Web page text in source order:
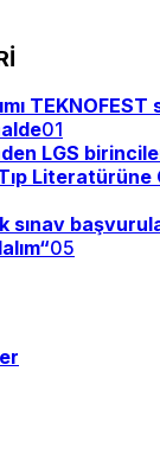
01
LGS
sınav
05